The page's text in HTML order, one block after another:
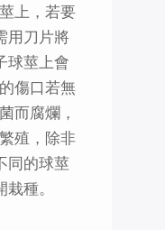
上，若要
用刀片將
球莖上會
傷口若無
而腐爛，
殖，除非
同的球莖
種。